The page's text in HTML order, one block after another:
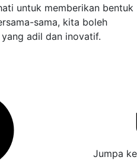
untuk memberikan bentuk
sama, kita boleh
adil dan inovatif.
Jumpa